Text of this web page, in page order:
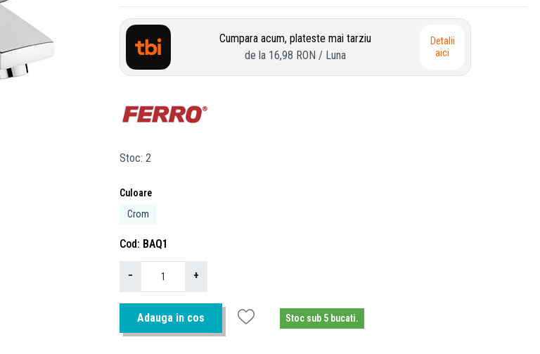
Cumpara acum, plateste mai tarziu
de la 16,98 RON / Luna
Detalii
aici
Stoc 2
Culoare
Crom
Cod BAQ1
− +
Adauga in cos Stoc sub 5 bucati.